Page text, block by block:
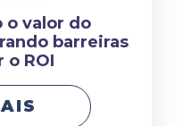
o valor do
barreiras
o ROI